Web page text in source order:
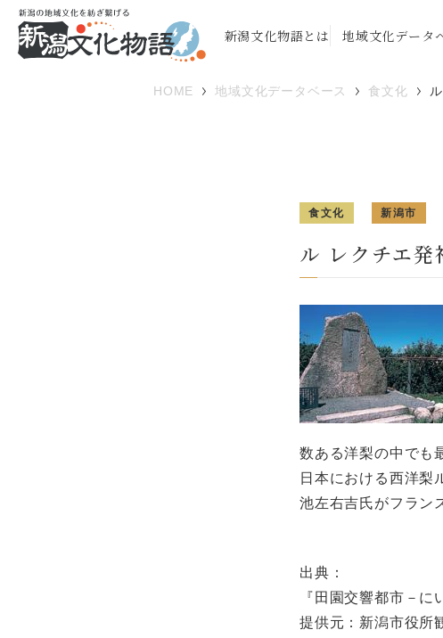
新潟文化物語とは 地域文化データ
HOME 地域文化データベース 食文化
食文化 新潟市
ル レクチエ発
数ある洋梨の中でも
日本における西洋梨
池左右吉氏がフラン
出典：
『田園交響都市－
提供元：新潟市役所